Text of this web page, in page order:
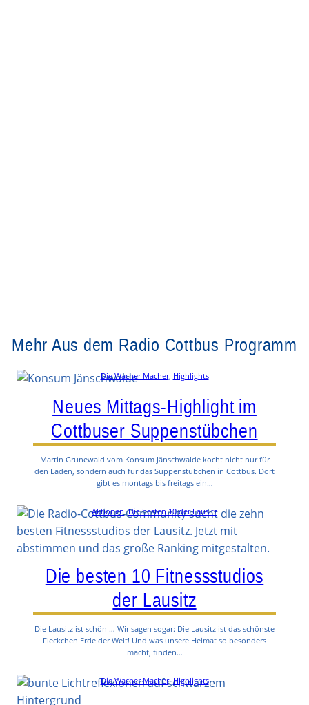
Mehr Aus dem Radio Cottbus Programm
Die Wacher Macher, Highlights
Neues Mittags-Highlight im
Cottbuser Suppenstübchen
Martin Grunewald vom Konsum Jänschwalde kocht nicht nur für
den Laden, sondern auch für das Suppenstübchen in Cottbus. Dort
gibt es montags bis freitags ein…
Aktionen , Die besten 10 der Lausitz
Die besten 10 Fitnessstudios
der Lausitz
Die Lausitz ist schön … Wir sagen sogar: Die Lausitz ist das schönste
Fleckchen Erde der Welt! Und was unsere Heimat so besonders
macht, finden…
Die Wacher Macher, Highlights